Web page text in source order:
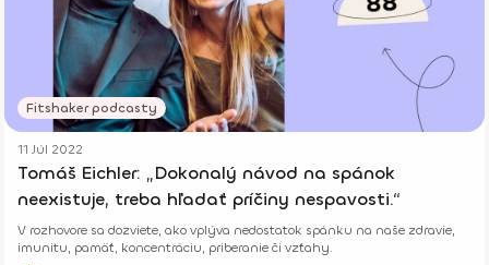
Fitshaker podcasty
11 Júl 2022
Tomáš Eichler: „Dokonalý návod na spánok
neexistuje, treba hľadať príčiny nespavosti.“
V rozhovore sa dozviete, ako vplýva nedostatok spánku na naše zdravie,
imunitu, pamäť, koncentráciu, priberanie či vzťahy.